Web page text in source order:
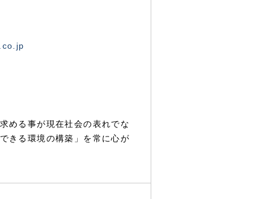
める事が現在社会の表れでな
きる環境の構築」を常に心が